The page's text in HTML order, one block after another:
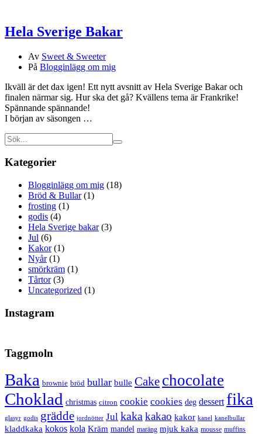
Hela Sverige Bakar
Av Sweet & Sweeter
På Blogginlägg om mig
Ikväll är det dax igen! Ett nytt avsnitt av Hela Sverige Bakar och
finalen närmar sig. Hur ska det gå? Kvällens tema är Frankrike!
Spännande spännande!
I början av säsongen …
Kategorier
Blogginlägg om mig (18)
Bröd & Bullar(1)
frosting (1)
godis (4)
Hela Sverige bakar(3)
Jul (6)
Kakor(1)
Nyår(1)
smörkräm (1)
Tårtor(3)
Uncategorized (1)
Instagram
Taggmoln
Baka brownie bröd bullar bulle Cake chocolate
Choklad christmas citron cookie cookies deg dessert fika
glasyr godis grädde jordnötter Jul kaka kakao kakor kanel kanelbullar
kladdkaka kokos kola Kräm mandel maräng mjuk kaka mousse muffins